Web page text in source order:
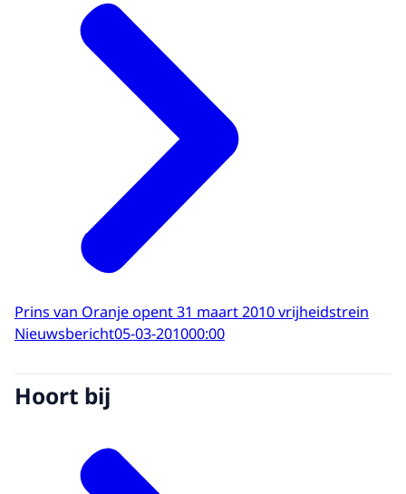
Prins van Oranje opent 31 maart 2010 vrijheidstrein
Nieuwsbericht05-03-201000:00
Hoort bij